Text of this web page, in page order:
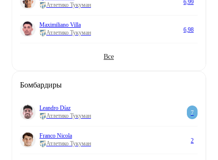
Атлетико Тукуман
6,99
Maximiliano Villa
Атлетико Тукуман
6,98
Все
Бомбардиры
Leandro Díaz
Атлетико Тукуман
7
Franco Nicola
Атлетико Тукуман
2